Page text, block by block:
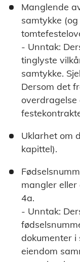
Manglende
samtykke
- Unntak:
tinglyste
samtykke.
Dersom det
overdragelse
Uklarhet om
kapittel).
mangler
4a.
- Unntak:
dokumenter i
eiendom